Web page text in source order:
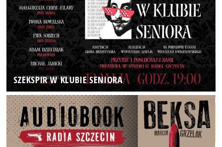
SZEKSPIR W KLUBIE SENIORA